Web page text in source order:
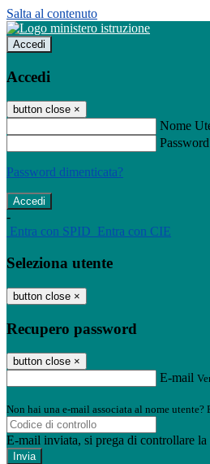
Salta al contenuto
Accedi
Accedi
button close ×
Nome
Password
Password dimenticata?
-
Entra con SPID Entra con CIE
Seleziona utente
button close ×
Recupero password
button close ×
E-mail
Non hai una e-mail associata al nome
E-mail inviata, si prega di controllare la